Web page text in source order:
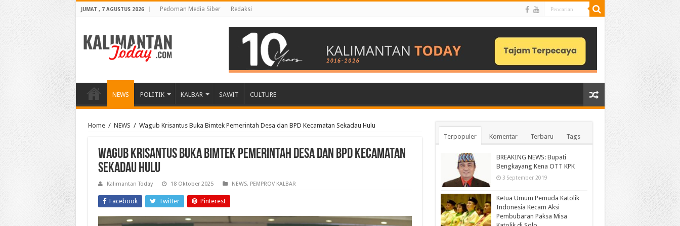
JUMAT , 7 AGUSTUS 2026 Pedoman Media Siber Redaksi
NEWS POLITIK KALBAR SAWIT CULTURE
Home / NEWS / Wagub Krisantus Buka Bimtek Pemerintah Desa dan BPD Kecamatan Sekadau Hulu
Wagub Krisantus Buka Bimtek Pemerintah Desa dan BPD Kecamatan
Sekadau Hulu
Kalimantan Today 18 Oktober 2025 NEWS, PEMPROV KALBAR
Facebook Twitter Pinterest
Terpopuler Komentar Terbaru Tags
BREAKING NEWS: Bupati
Bengkayang Kena OTT KPK
3 September 2019
Ketua Umum Pemuda Katolik
Indonesia Kecam Aksi
Pembubaran Paksa Misa